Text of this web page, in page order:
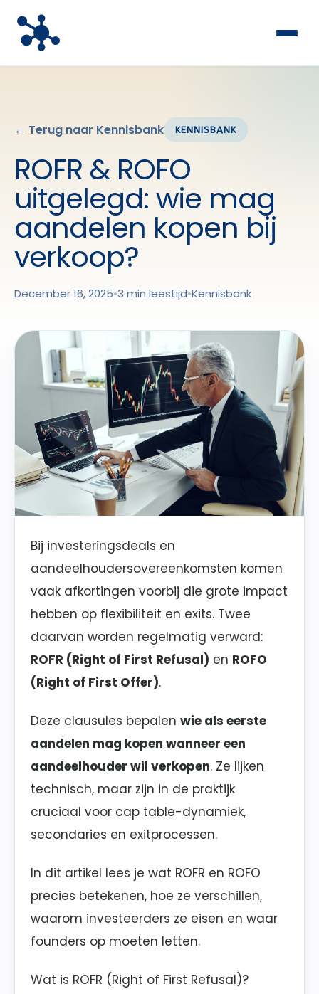
← Terug naar Kennisbank KENNISBANK
ROFR & ROFO
uitgelegd: wie mag
aandelen kopen bij
verkoop?
December 16, 2025•3 min leestijd•Kennisbank
Bij investeringsdeals en
aandeelhoudersovereenkomsten komen
vaak afkortingen voorbij die grote impact
hebben op flexibiliteit en exits. Twee
daarvan worden regelmatig verward:
ROFR (Right of First Refusal) en ROFO
(Right of First Offer).
Deze clausules bepalen wie als eerste
aandelen mag kopen wanneer een
aandeelhouder wil verkopen. Ze lijken
technisch, maar zijn in de praktijk
cruciaal voor cap table-dynamiek,
secondaries en exitprocessen.
In dit artikel lees je wat ROFR en ROFO
precies betekenen, hoe ze verschillen,
waarom investeerders ze eisen en waar
founders op moeten letten.
Wat is ROFR (Right of First Refusal)?